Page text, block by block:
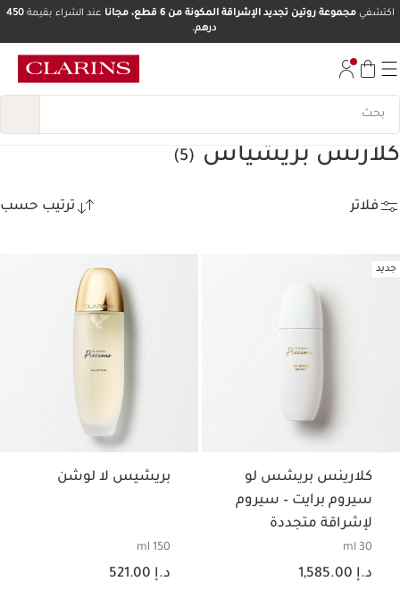
انتقل إلى أسفل الصفحة
اكتشفيمجموعة روتين تجديد الإشراقة المكونة من 6 قطع، مجانا عند الشراء بقيمة450
درهم.
كلارنس بريشياس (5)
فلاتر ترتيب حسب
جديد
كلارينس بريشس لو
سيروم برايت – سيروم
لإشراقة متجددة
وتوحيد لون البشرة
30 ml
السعر الحالي هو د.إ 1,585.00
د.إ 1,585.00
بريشيس لا لوشن
150 ml
السعر الحالي هو د.إ 521.00
د.إ 521.00